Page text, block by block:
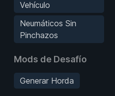
Vehículo
Neumáticos Sin
Pinchazos
Mods de Desafío
Generar Horda